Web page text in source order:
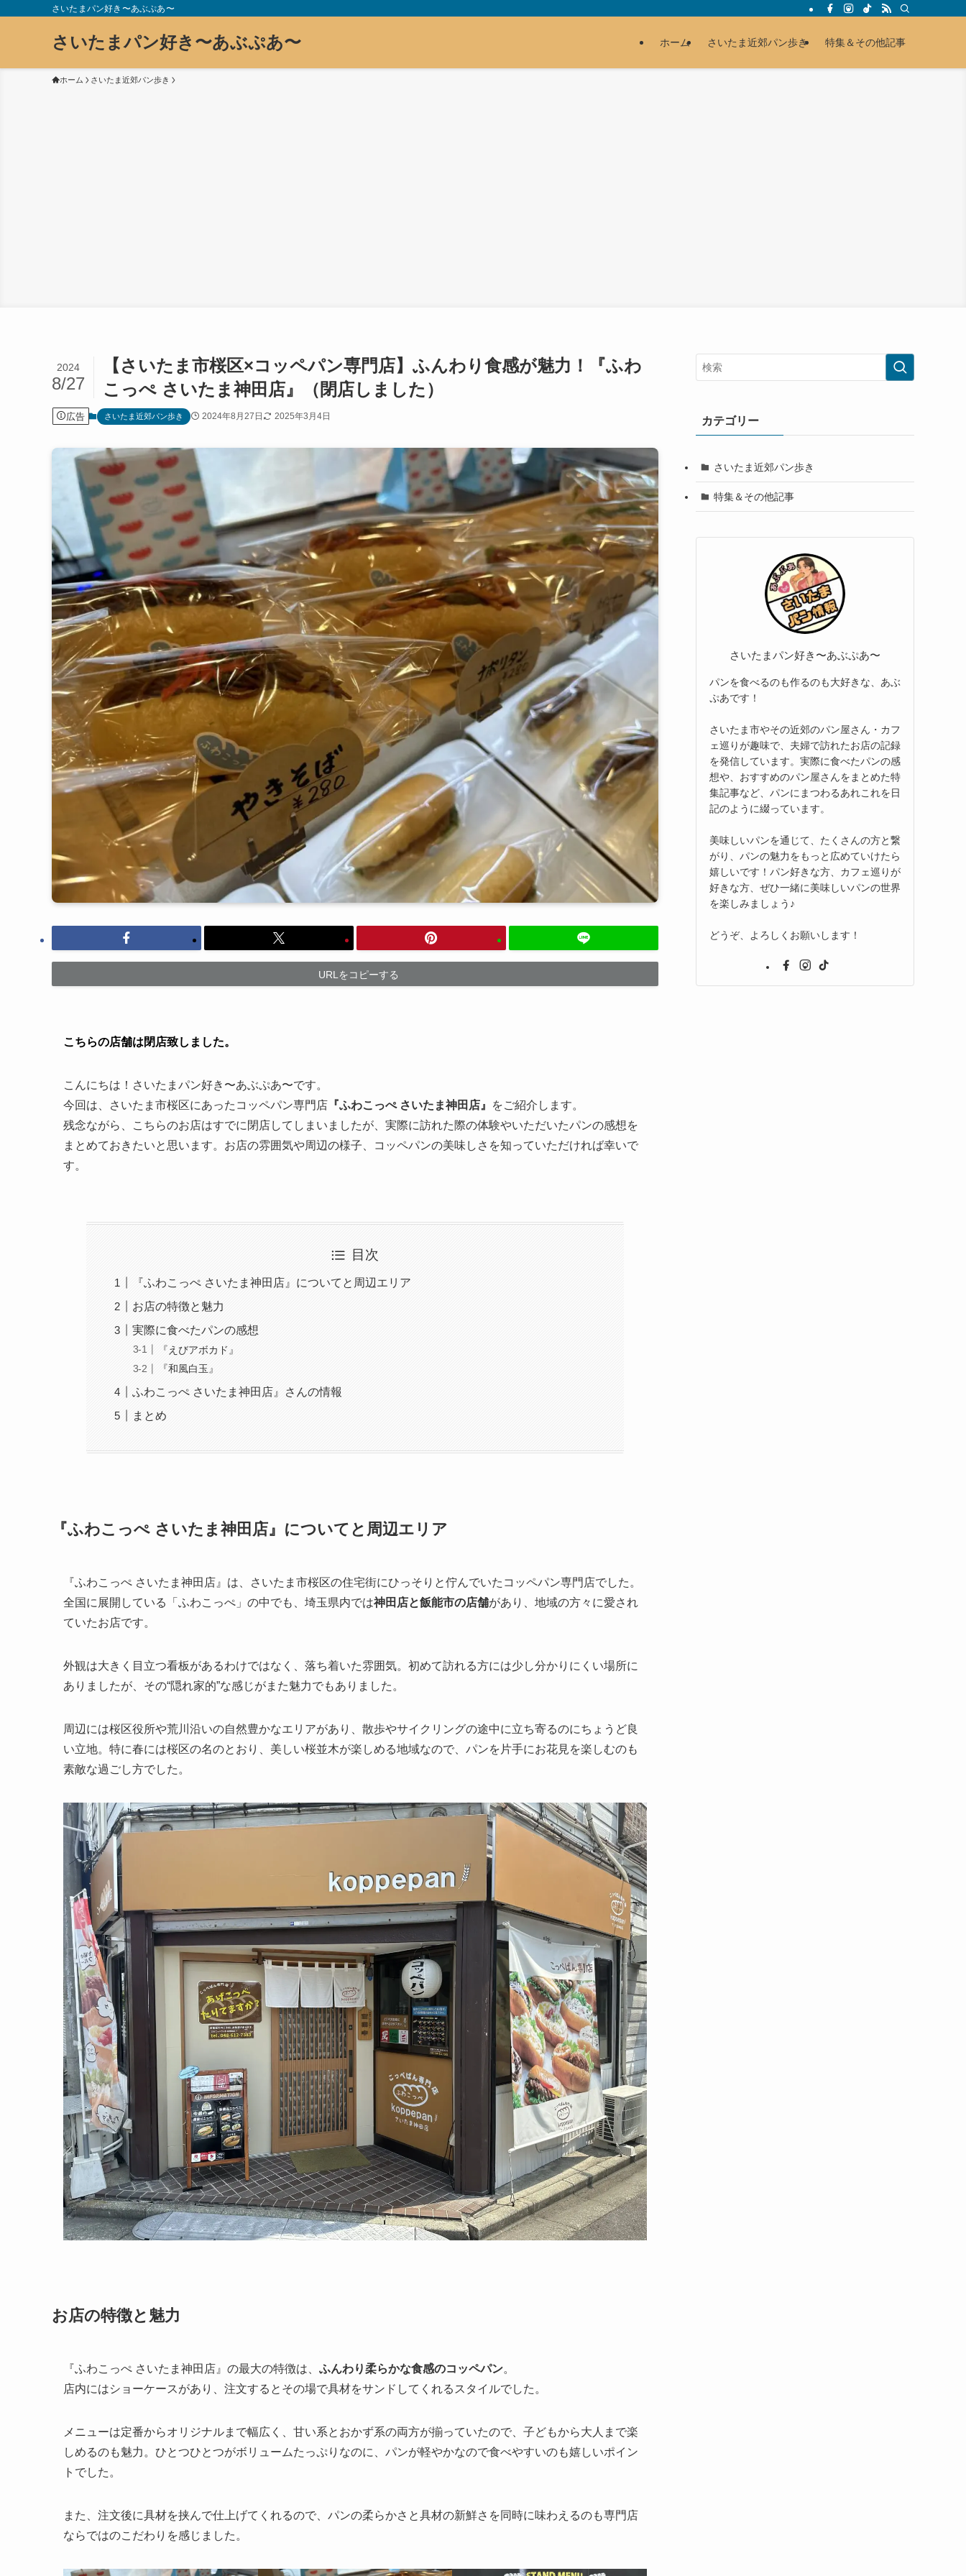
さいたまパン好き〜あぶぷあ〜
さいたまパン好き〜あぶぷあ〜 ホーム さいたま近郊パン歩き 特集＆その他記事
ホーム さいたま近郊パン歩き
【さいたま市桜区×コッペパン専門店】ふんわり食感が魅力！『ふわ
こっぺ さいたま神田店』（閉店しました）
2024
8/27
広告 さいたま近郊パン歩き 2024年8月27日 2025年3月4日
URLをコピーする
こちらの店舗は閉店致しました。
こんにちは！さいたまパン好き〜あぶぷあ〜です。
今回は、さいたま市桜区にあったコッペパン専門店 『ふわこっぺ さいたま神田店』
をご紹介します。
残念ながら、こちらのお店はすでに閉店してしまいましたが、実際に訪れた際の体験やいただいたパンの感想を
まとめておきたいと思います。お店の雰囲気や周辺の様子、コッペパンの美味しさを知っていただければ幸いで
す。
目次
『ふわこっぺ さいたま神田店』についてと周辺エリア
お店の特徴と魅力
実際に食べたパンの感想
『えびアボカド』
『和風白玉』
ふわこっぺ さいたま神田店』さんの情報
まとめ
『ふわこっぺ さいたま神田店』についてと周辺エリア
『ふわこっぺ さいたま神田店』は、さいたま市桜区の住宅街にひっそりと佇んでいたコッペパン専門店でした。
全国に展開している「ふわこっぺ」の中でも、埼玉県内では神田店と飯能市の店舗があり、地域の方々に愛され
ていたお店です。
外観は大きく目立つ看板があるわけではなく、落ち着いた雰囲気。初めて訪れる方には少し分かりにくい場所に
ありましたが、その“隠れ家的”な感じがまた魅力でもありました。
周辺には桜区役所や荒川沿いの自然豊かなエリアがあり、散歩やサイクリングの途中に立ち寄るのにちょうど良
い立地。特に春には桜区の名のとおり、美しい桜並木が楽しめる地域なので、パンを片手にお花見を楽しむのも
素敵な過ごし方でした。
お店の特徴と魅力
『ふわこっぺ さいたま神田店』の最大の特徴は、 ふんわり柔らかな食感のコッペパン。
店内にはショーケースがあり、注文するとその場で具材をサンドしてくれるスタイルでした。
メニューは定番からオリジナルまで幅広く、甘い系とおかず系の両方が揃っていたので、子どもから大人まで楽
しめるのも魅力。ひとつひとつがボリュームたっぷりなのに、パンが軽やかなので食べやすいのも嬉しいポイン
トでした。
また、注文後に具材を挟んで仕上げてくれるので、パンの柔らかさと具材の新鮮さを同時に味わえるのも専門店
ならではのこだわりを感じました。
カテゴリー
さいたま近郊パン歩き
特集＆その他記事
さいたまパン好き〜あぶぷあ〜
パンを食べるのも作るのも大好きな、あぶ
ぷあです！
さいたま市やその近郊のパン屋さん・カフ
ェ巡りが趣味で、夫婦で訪れたお店の記録
を発信しています。実際に食べたパンの感
想や、おすすめのパン屋さんをまとめた特
集記事など、パンにまつわるあれこれを日
記のように綴っています。
美味しいパンを通じて、たくさんの方と繋
がり、パンの魅力をもっと広めていけたら
嬉しいです！パン好きな方、カフェ巡りが
好きな方、ぜひ一緒に美味しいパンの世界
を楽しみましょう♪
どうぞ、よろしくお願いします！